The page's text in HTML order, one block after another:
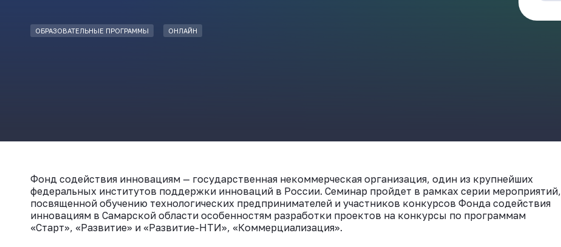
ОБРАЗОВАТЕЛЬНЫЕ ПРОГРАММЫ ОНЛАЙН
Фонд содействия инновациям — государственная некоммерческая организация, один из крупнейших
федеральных институтов поддержки инноваций в России. Семинар пройдет в рамках серии мероприятий,
посвященной обучению технологических предпринимателей и участников конкурсов Фонда содействия
инновациям в Самарской области особенностям разработки проектов на конкурсы по программам
«Старт», «Развитие» и «Развитие-НТИ», «Коммерциализация».